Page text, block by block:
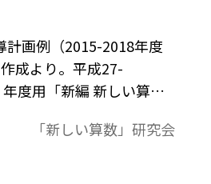
計画例（2015-2018年度
成より。平成27-
度用「新編 新しい算
「新しい算数」研究会